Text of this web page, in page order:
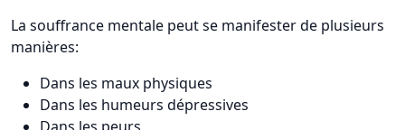
La souffrance mentale peut se manifester de plusieurs
manières:
Dans les maux physiques
Dans les humeurs dépressives